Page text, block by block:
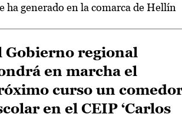
ha generado en la comarca de Hellín
Gobierno regional
en marcha el
curso un
en el CEIP ‘Carlos